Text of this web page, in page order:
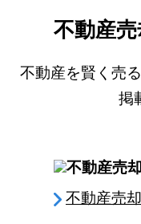
不動産
不動産を賢く売
掲
不動産売却